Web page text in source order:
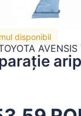
disponibil